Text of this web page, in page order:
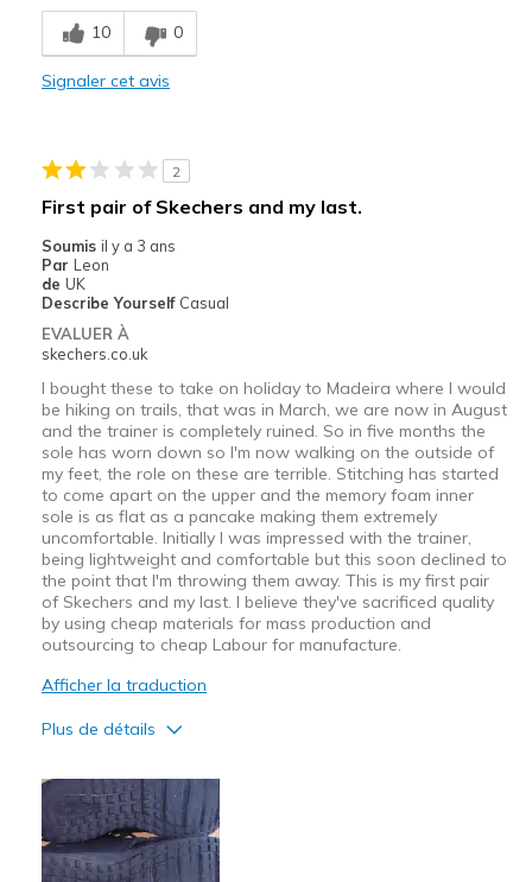
Les meilleures utilisations
Casual Wear
Travel
Sizing
Feels true to size
10 0
Signaler cet avis
2
First pair of Skechers and my last.
Soumis il y a 3 ans
Par Leon
de UK
Describe Yourself Casual
EVALUER À
skechers.co.uk
I bought these to take on holiday to Madeira where I would
be hiking on trails, that was in March, we are now in August
and the trainer is completely ruined. So in five months the
sole has worn down so I'm now walking on the outside of
my feet, the role on these are terrible. Stitching has started
to come apart on the upper and the memory foam inner
sole is as flat as a pancake making them extremely
uncomfortable. Initially I was impressed with the trainer,
being lightweight and comfortable but this soon declined to
the point that I'm throwing them away. This is my first pair
of Skechers and my last. I believe they've sacrificed quality
by using cheap materials for mass production and
outsourcing to cheap Labour for manufacture.
Afficher la traduction
Plus de détails
Comfortable
Le contre